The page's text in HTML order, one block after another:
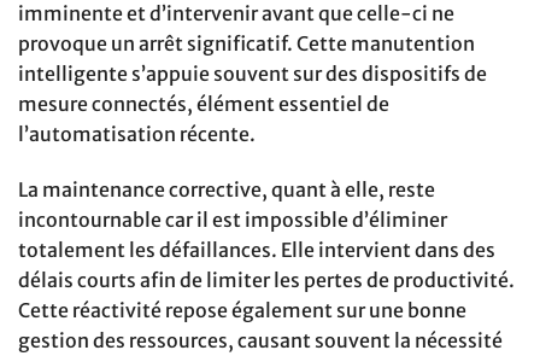
imminente et d’intervenir avant que celle-ci ne
provoque un arrêt significatif. Cette manutention
intelligente s’appuie souvent sur des dispositifs de
mesure connectés, élément essentiel de
l’automatisation récente.
La maintenance corrective, quant à elle, reste
incontournable car il est impossible d’éliminer
totalement les défaillances. Elle intervient dans des
délais courts afin de limiter les pertes de productivité.
Cette réactivité repose également sur une bonne
gestion des ressources, causant souvent la nécessité